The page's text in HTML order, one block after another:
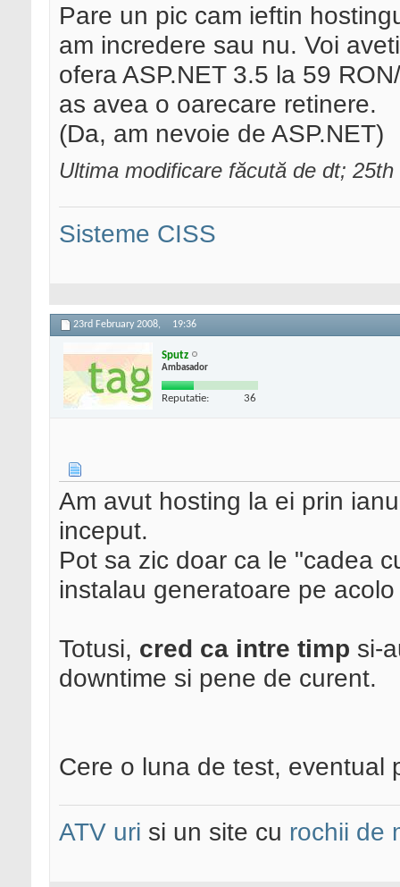
Pare un pic cam ieftin
am incredere sau nu. Voi
ofera ASP.NET 3.5 la 59
as avea o oarecare retinere.
(Da, am nevoie de ASP.NET)
Ultima modificare făcută de dt;
Sisteme CISS
23rd February 2008, 19:36
Sputz
Ambasador
Reputatie: 36
Am avut hosting la ei prin
inceput.
Pot sa zic doar ca le "cadea
instalau generatoare pe
Totusi, cred ca intre timp si-
downtime si pene de curent.
Cere o luna de test, eventual
ATV uri si un site cu rochii de